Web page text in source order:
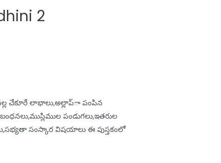
2
చేకూరే లాభాలు,అల్లాప్‌ా పంపిన
పండుగలు,ఇతరుల
సంస్కార విషయాలు ఈ పుస్తకంలో